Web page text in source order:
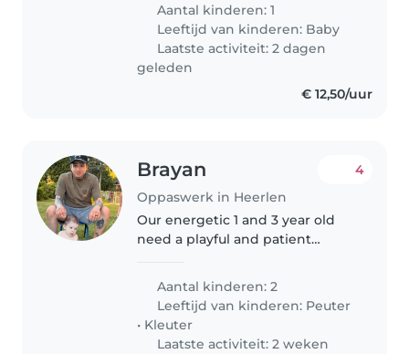
aanwezig en kan je
ondersteunen waar nodig. Onze
kleine man heeft overdag..
Aantal kinderen: 1
Leeftijd van kinderen: Baby
Laatste activiteit: 2 dagen
geleden
€ 12,50/uur
Brayan
Oppaswerk in Heerlen
4
Our energetic 1 and 3 year old
need a playful and patient
with their lively world. English-
speaking preferred for easy
chats! Let's arrange a meet-up..
Aantal kinderen: 2
Leeftijd van kinderen: Peuter
• Kleuter
Laatste activiteit: 2 weken